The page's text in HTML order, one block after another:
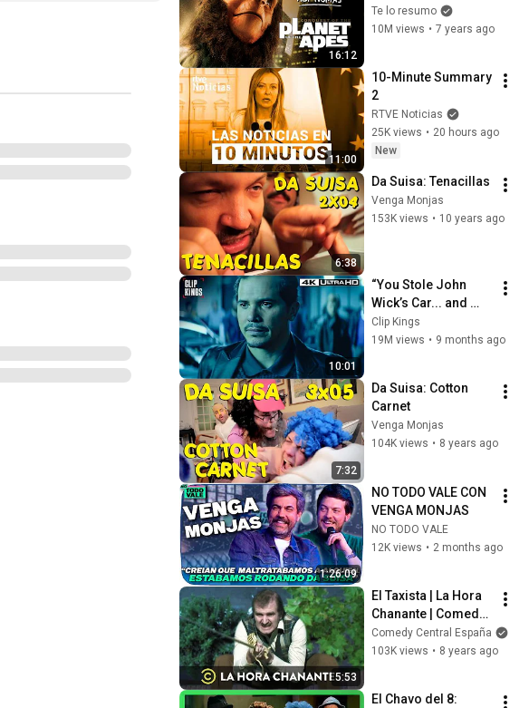
16:12
Simios |
#TeLoResumo
Te lo resumo
10M views • 7 years ago
11:00
10-Minute Summary
2
RTVE Noticias
25K views • 20 hours ago
New
6:38
Da Suisa: Tenacillas
Venga Monjas
153K views • 10 years ago
10:01
“You Stole John
Wick’s Car... and
Killed His Dog” (Full
Scene) | John Wick
Clip Kings
19M views • 9 months ago
7:32
Da Suisa: Cotton
Carnet
Venga Monjas
104K views • 8 years ago
1:26:09
NO TODO VALE CON
VENGA MONJAS
NO TODO VALE
12K views • 2 months ago
5:53
El Taxista | La Hora
Chanante | Comedy
Central España
Comedy Central España
103K views • 8 years ago
El Chavo del 8: